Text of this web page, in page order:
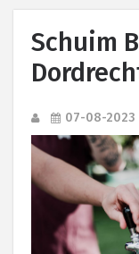
Schuim
07-08-2023